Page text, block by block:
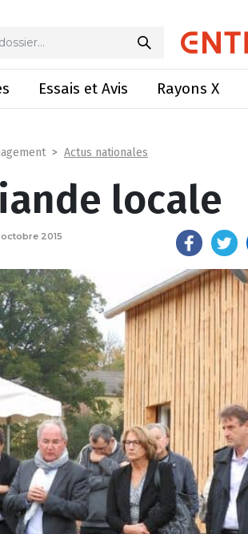
Essais et Avis Rayons X
Actus nationales
locale
2015